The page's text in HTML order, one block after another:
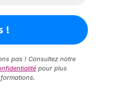
pas ! Consultez notre
pour plus